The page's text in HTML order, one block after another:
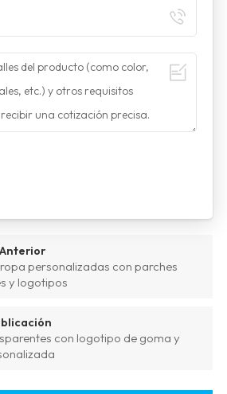
personalizadas con parches
y logotipos
con logotipo de goma y